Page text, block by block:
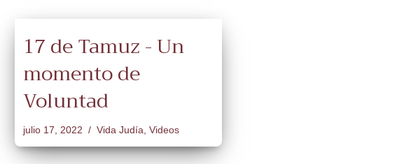
17 de Tamuz - Un
momento de
Voluntad
julio 17, 2022 Vida Judía Videos